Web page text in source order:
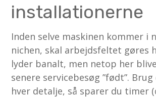
installationerne
Inden selve maskinen kommer i
nichen, skal arbejdsfeltet gøres
lyder banalt, men netop her
senere servicebesøg ”født”.
hver detalje, så sparer du timer